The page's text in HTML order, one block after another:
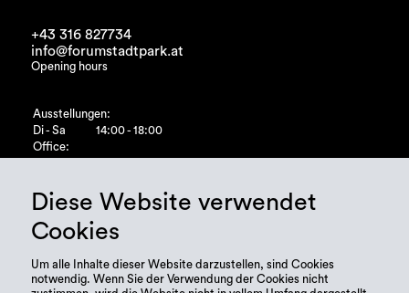
+43 316 827734
info@forumstadtpark.at
Opening hours
Ausstellungen:
Di - Sa
14:00 - 18:00
Office:
Diese Website verwendet
Cookies
Um alle Inhalte dieser Website darzustellen, sind Cookies
notwendig. Wenn Sie der Verwendung der Cookies nicht